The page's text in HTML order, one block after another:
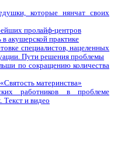
которые нянчат своих
пролайф-центров
в акушерской практике
специалистов, нацеленных
Пути решения проблемы
по сокращению количества
материнства»
работников в проблеме
Tекст и видео